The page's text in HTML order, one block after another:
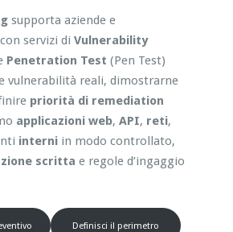
supporta aziende e
servizi di Vulnerability
Penetration Test (Pen Test)
vulnerabilità reali, dimostrarne
priorità di remediation
applicazioni web, API, reti,
interniin modo controllato,
scritta e regole d’ingaggio
Definisci il perimetro